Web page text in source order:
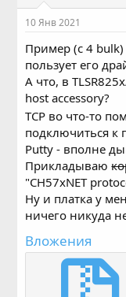
10 Янв 2021
Пример (с 4
пользует его
А что, в
host accessory?
TCP во что-то
подключиться к
Putty - вполне
Прикладываю
"CH57xNET
Ну и платка у
ничего никуда
Вложения